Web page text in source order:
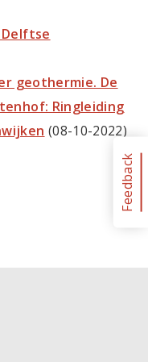
Delftse
geothermie. De
Ringleiding
(08-10-2022)
Feedback